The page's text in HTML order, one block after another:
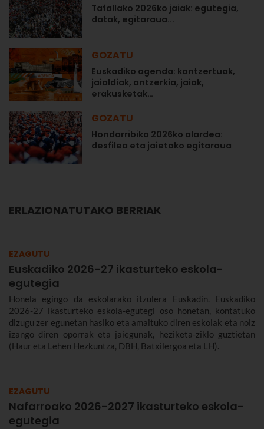
Tafallako 2026ko jaiak: egutegia,
datak, egitaraua...
GOZATU
Euskadiko agenda: kontzertuak,
jaialdiak, antzerkia, jaiak,
erakusketak…
GOZATU
Hondarribiko 2026ko alardea:
desfilea eta jaietako egitaraua
ERLAZIONATUTAKO BERRIAK
EZAGUTU
Euskadiko 2026-27 ikasturteko eskola-
egutegia
Honela egingo da eskolarako itzulera Euskadin. Euskadiko
2026-27 ikasturteko eskola-egutegi oso honetan, kontatuko
dizugu zer egunetan hasiko eta amaituko diren eskolak eta noiz
izango diren oporrak eta jaiegunak, heziketa-ziklo guztietan
(Haur eta Lehen Hezkuntza, DBH, Batxilergoa eta LH).
EZAGUTU
Nafarroako 2026-2027 ikasturteko eskola-
egutegia